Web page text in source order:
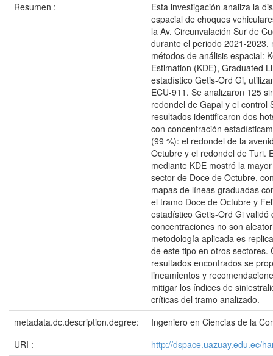
Resumen :
Esta investigación analiza la
espacial de choques
la Av. Circunvalación Sur de
durante el periodo 2021-2023,
métodos de análisis espacial:
Estimation (KDE), Graduated
estadístico Getis-Ord Gi,
ECU-911. Se analizaron 125
redondel de Gapal y el control
resultados identificaron dos
con concentración
(99 %): el redondel de la
Octubre y el redondel de Turi.
mediante KDE mostró la
sector de Doce de Octubre,
mapas de líneas graduadas
el tramo Doce de Octubre y
estadístico Getis-Ord Gi validó
concentraciones no son
metodología aplicada es
de este tipo en otros sectores.
resultados encontrados se
lineamientos y
mitigar los índices de
críticas del tramo analizado.
metadata.dc.description.degree:
Ingeniero en Ciencias de la
URI :
http://dspace.uazuay.edu.ec/